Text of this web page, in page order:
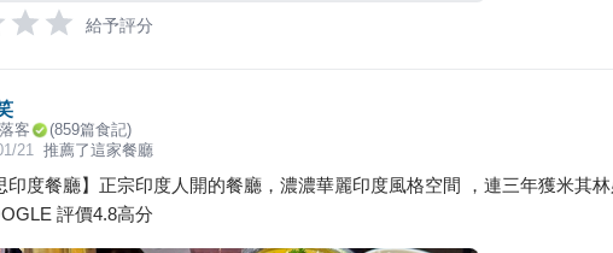
給予評分
客 (859篇食記)
21 推薦了這家餐廳
印度餐廳】正宗印度人開的餐廳，濃濃華麗印度風格空間 ，連三年獲米其
評價4.8高分